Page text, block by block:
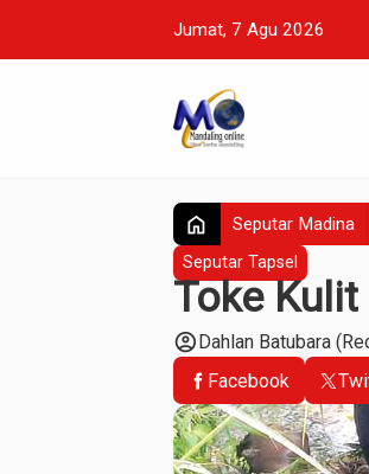
Jumat, 7 Agu 2026
home Seputar Madina
Seputar Tapsel
Toke
account_circleDahlan Batubara
Facebook